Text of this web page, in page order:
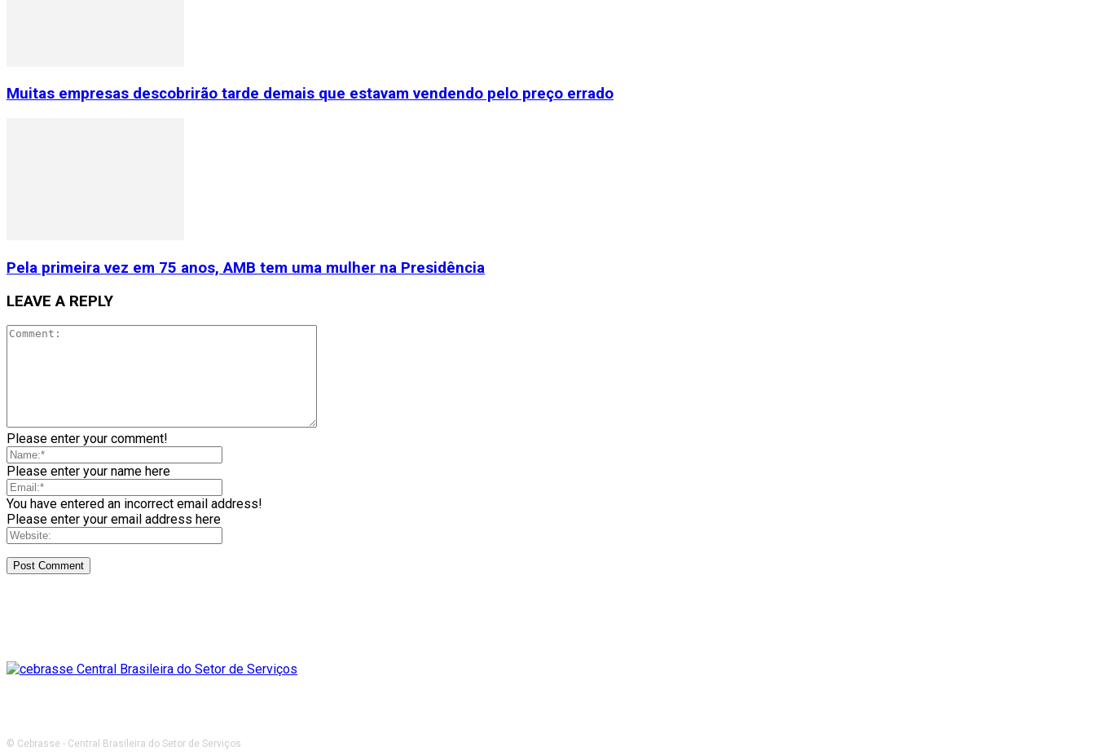
Muitas empresas descobrirão tarde demais que estavam vendendo pelo preço errado
Pela primeira vez em 75 anos, AMB tem uma mulher na Presidência
LEAVE A REPLY
Please enter your comment!
Please enter your name here
You have entered an incorrect email address!
Please enter your email address here
© Cebrasse - Central Brasileira do Setor de Serviços